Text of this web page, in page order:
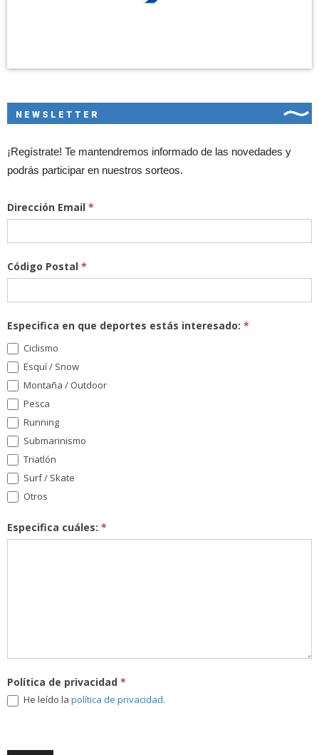
NEWSLETTER
¡Regístrate! Te mantendremos informado de las novedades y
podrás participar en nuestros sorteos.
Dirección Email *
Código Postal *
Especifica en que deportes estás interesado: *
Ciclismo
Esquí / Snow
Montaña / Outdoor
Pesca
Running
Submarinismo
Triatlón
Surf / Skate
Otros
Especifica cuáles: *
Política de privacidad *
He leído la política de privacidad.